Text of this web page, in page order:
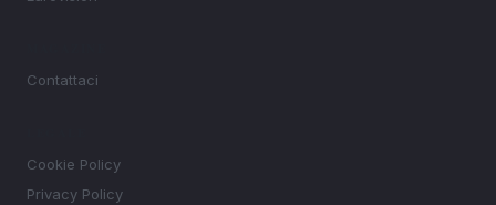
Contattaci
Cookie Policy
Privacy Policy